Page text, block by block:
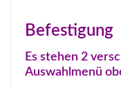
Befestigung
Es stehen 2
Auswahlmenü